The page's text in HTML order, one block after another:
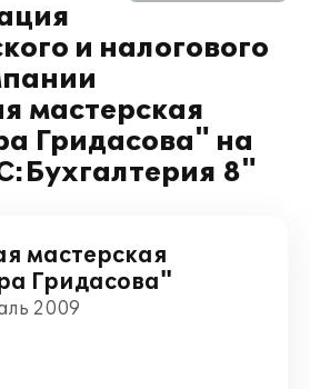
и налогового
мастерская
Гридасова" на
8"
мастерская
Гридасова"
2009